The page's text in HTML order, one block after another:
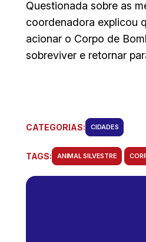
Questionada sobre as
coordenadora explicou
acionar o Corpo de
sobreviver e retornar
CATEGORIAS: CIDADES
TAGS: ANIMAL SILVESTRE